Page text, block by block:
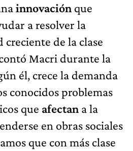
innovación que
a resolver la
creciente de la clase
Macri durante la
él, crece la demanda
conocidos problemas
que afectan a la
en obras sociales
que con más clase